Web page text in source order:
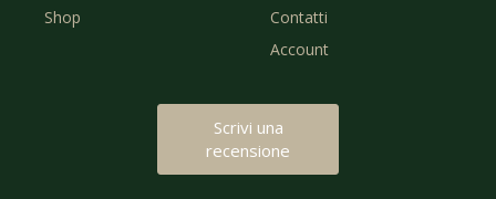
Shop
Contatti
Account
Scrivi una
recensione